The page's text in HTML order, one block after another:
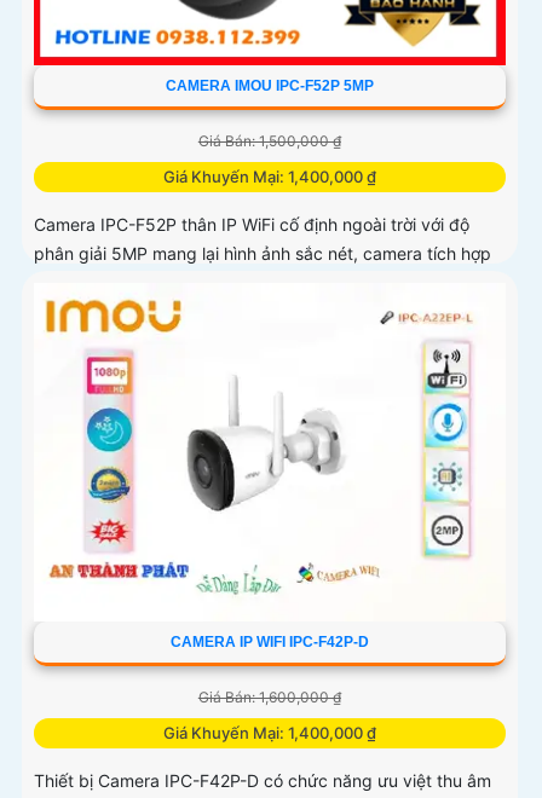
CAMERA IMOU IPC-F52P 5MP
Giá Bán: 1,500,000 ₫
Giá Khuyến Mại: 1,400,000 ₫
Camera IPC-F52P thân IP WiFi cố định ngoài trời với độ
phân giải 5MP mang lại hình ảnh sắc nét, camera tích hợp
kiệm băng thông
CAMERA IP WIFI IPC-F42P-D
Giá Bán: 1,600,000 ₫
Giá Khuyến Mại: 1,400,000 ₫
Thiết bị Camera IPC-F42P-D có chức năng ưu việt thu âm